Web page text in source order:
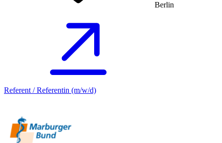
Berlin
Referent / Referentin (m/w/d)